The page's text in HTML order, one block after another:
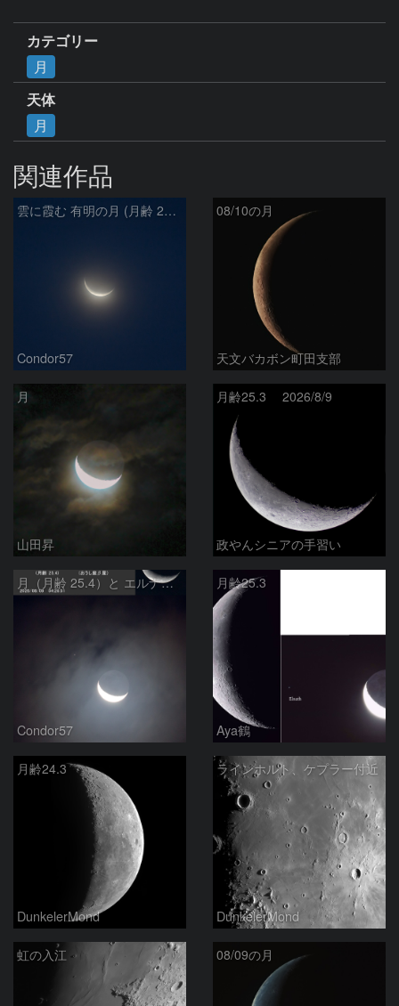
カテゴリー
月
天体
月
関連作品
雲に霞む 有明の月 (月齢 26.4)
Condor57
08/10の月
天文バカボン町田支部
月
山田昇
月齢25.3 2026/8/9
政やんシニアの手習い
月（月齢 25.4）と エルナト（おうし座β星）
Condor57
月齢25.3
Aya鶴
月齢24.3
DunkelerMond
ラインホルト、ケプラー付近
DunkelerMond
虹の入江 08/09の月